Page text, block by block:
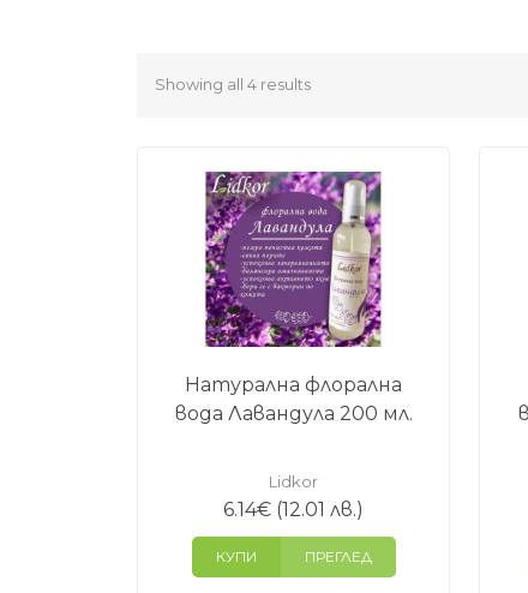
Флоралните води са удобни, когато
Showing all 4 results
Натурална флорална
вода Лавандула 200 мл.
Lidkor
6.14€ (12.01 лв.)
КУПИ ПРЕГЛЕД